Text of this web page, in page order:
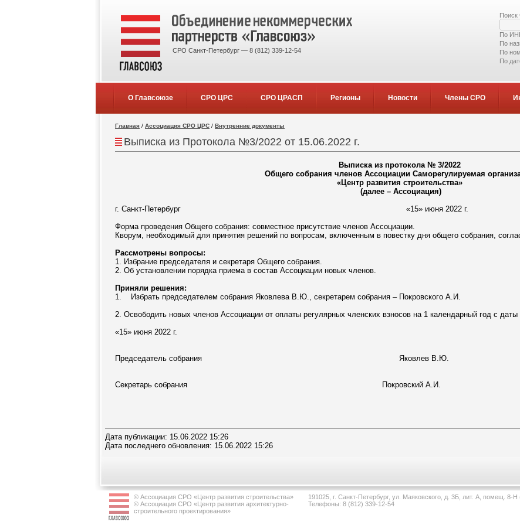
СРО Санкт-Петербург — 8 (812) 339-12-54
Поиск
По
По
По
По
О Главсоюзе СРО ЦРС СРО ЦРАСП Регионы Новости Члены СРО
Главная / Ассоциация СРО ЦРС / Внутренние документы
Выписка из Протокола №3/2022 от 15.06.2022 г.
Выписка из протокола № 3/2022
Общего собрания членов Ассоциации Саморегулируемая
«Центр развития строительства»
(далее – Ассоциация)
г. Санкт-Петербург «15» июня 2022 г.
Форма проведения Общего собрания: совместное присутствие членов Ассоциации.
Кворум, необходимый для принятия решений по вопросам, включенным в повестку дня общего собрания,
Рассмотрены вопросы:
1. Избрание председателя и секретаря Общего собрания.
2. Об установлении порядка приема в состав Ассоциации новых членов.
Приняли решения:
1. Избрать председателем собрания Яковлева В.Ю., секретарем собрания – Покровского А.И.
2. Освободить новых членов Ассоциации от оплаты регулярных членских взносов на 1 календарный год с
«15» июня 2022 г.
Председатель собрания Яковлев В.Ю.
Секретарь собрания Покровский А.И.
Дата публикации: 15.06.2022 15:26
Дата последнего обновления: 15.06.2022 15:26
© Ассоциация СРО «Центр развития строительства»
© Ассоциация СРО «Центр развития архитектурно-
строительного проектирования»
191025, г. Санкт-Петербург, ул. Маяковского, д. 3Б, лит. А, помещ. 8-Н
Телефоны: 8 (812) 339-12-54